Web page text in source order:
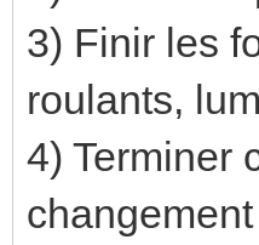
3) Finir les
roulants,
4) Terminer